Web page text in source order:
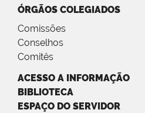
ÓRGÃOS COLEGIADOS
Comissões
Conselhos
Comitês
ACESSO A INFORMAÇÃO
BIBLIOTECA
ESPAÇO DO SERVIDOR